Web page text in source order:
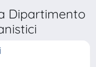
Dipartimento